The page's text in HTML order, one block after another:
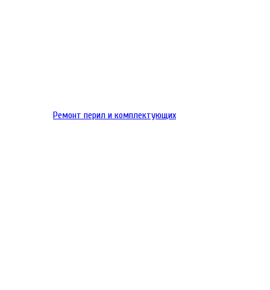
Ремонт перил и комплектующих